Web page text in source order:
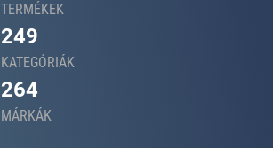
TERMÉKEK
249
KATEGÓRIÁK
264
MÁRKÁK